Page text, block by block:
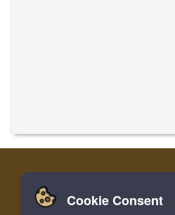
집 로그인 레지스터
Cookie Consent